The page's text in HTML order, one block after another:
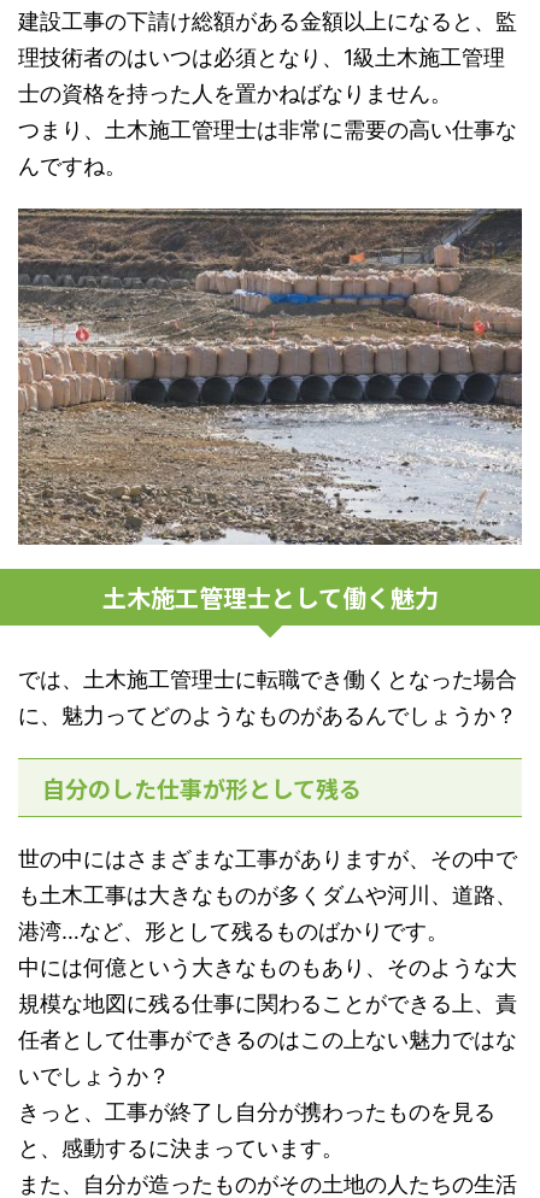
建設工事の下請け総額がある金額以上になると、監
理技術者のはいつは必須となり、1級土木施工管理
士の資格を持った人を置かねばなりません。
つまり、土木施工管理士は非常に需要の高い仕事な
んですね。
土木施工管理士として働く魅力
では、土木施工管理士に転職でき働くとなった場合
に、魅力ってどのようなものがあるんでしょうか？
自分のした仕事が形として残る
世の中にはさまざまな工事がありますが、その中で
も土木工事は大きなものが多くダムや河川、道路、
港湾…など、形として残るものばかりです。
中には何億という大きなものもあり、そのような大
規模な地図に残る仕事に関わることができる上、責
任者として仕事ができるのはこの上ない魅力ではな
いでしょうか？
きっと、工事が終了し自分が携わったものを見る
と、感動するに決まっています。
また、自分が造ったものがその土地の人たちの生活